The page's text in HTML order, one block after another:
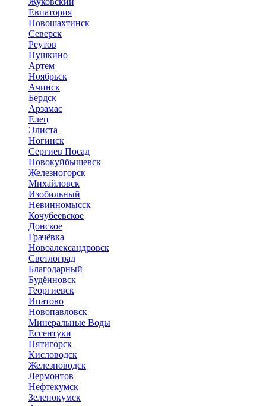
Евпатория
Новошахтинск
Северск
Реутов
Пушкино
Артем
Ноябрьск
Ачинск
Бердск
Арзамас
Елец
Элиста
Ногинск
Сергиев Посад
Новокуйбышевск
Железногорск
Михайловск
Изобильный
Невинномысск
Кочубеевское
Донское
Грачёвка
Новоалександровск
Светлоград
Благодарный
Будённовск
Георгиевск
Ипатово
Новопавловск
Минеральные Воды
Ессентуки
Пятигорск
Кисловодск
Железноводск
Лермонтов
Нефтекумск
Зеленокумск